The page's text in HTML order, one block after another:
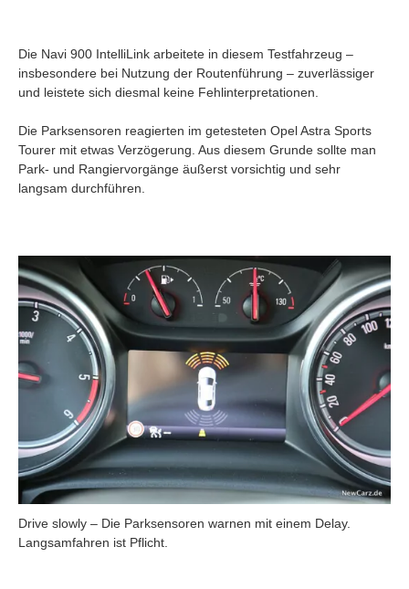
Die Navi 900 IntelliLink arbeitete in diesem Testfahrzeug –
insbesondere bei Nutzung der Routenführung – zuverlässiger
und leistete sich diesmal keine Fehlinterpretationen.
Die Parksensoren reagierten im getesteten Opel Astra Sports
Tourer mit etwas Verzögerung. Aus diesem Grunde sollte man
Park- und Rangiervorgänge äußerst vorsichtig und sehr
langsam durchführen.
Drive slowly – Die Parksensoren warnen mit einem Delay.
Langsamfahren ist Pflicht.